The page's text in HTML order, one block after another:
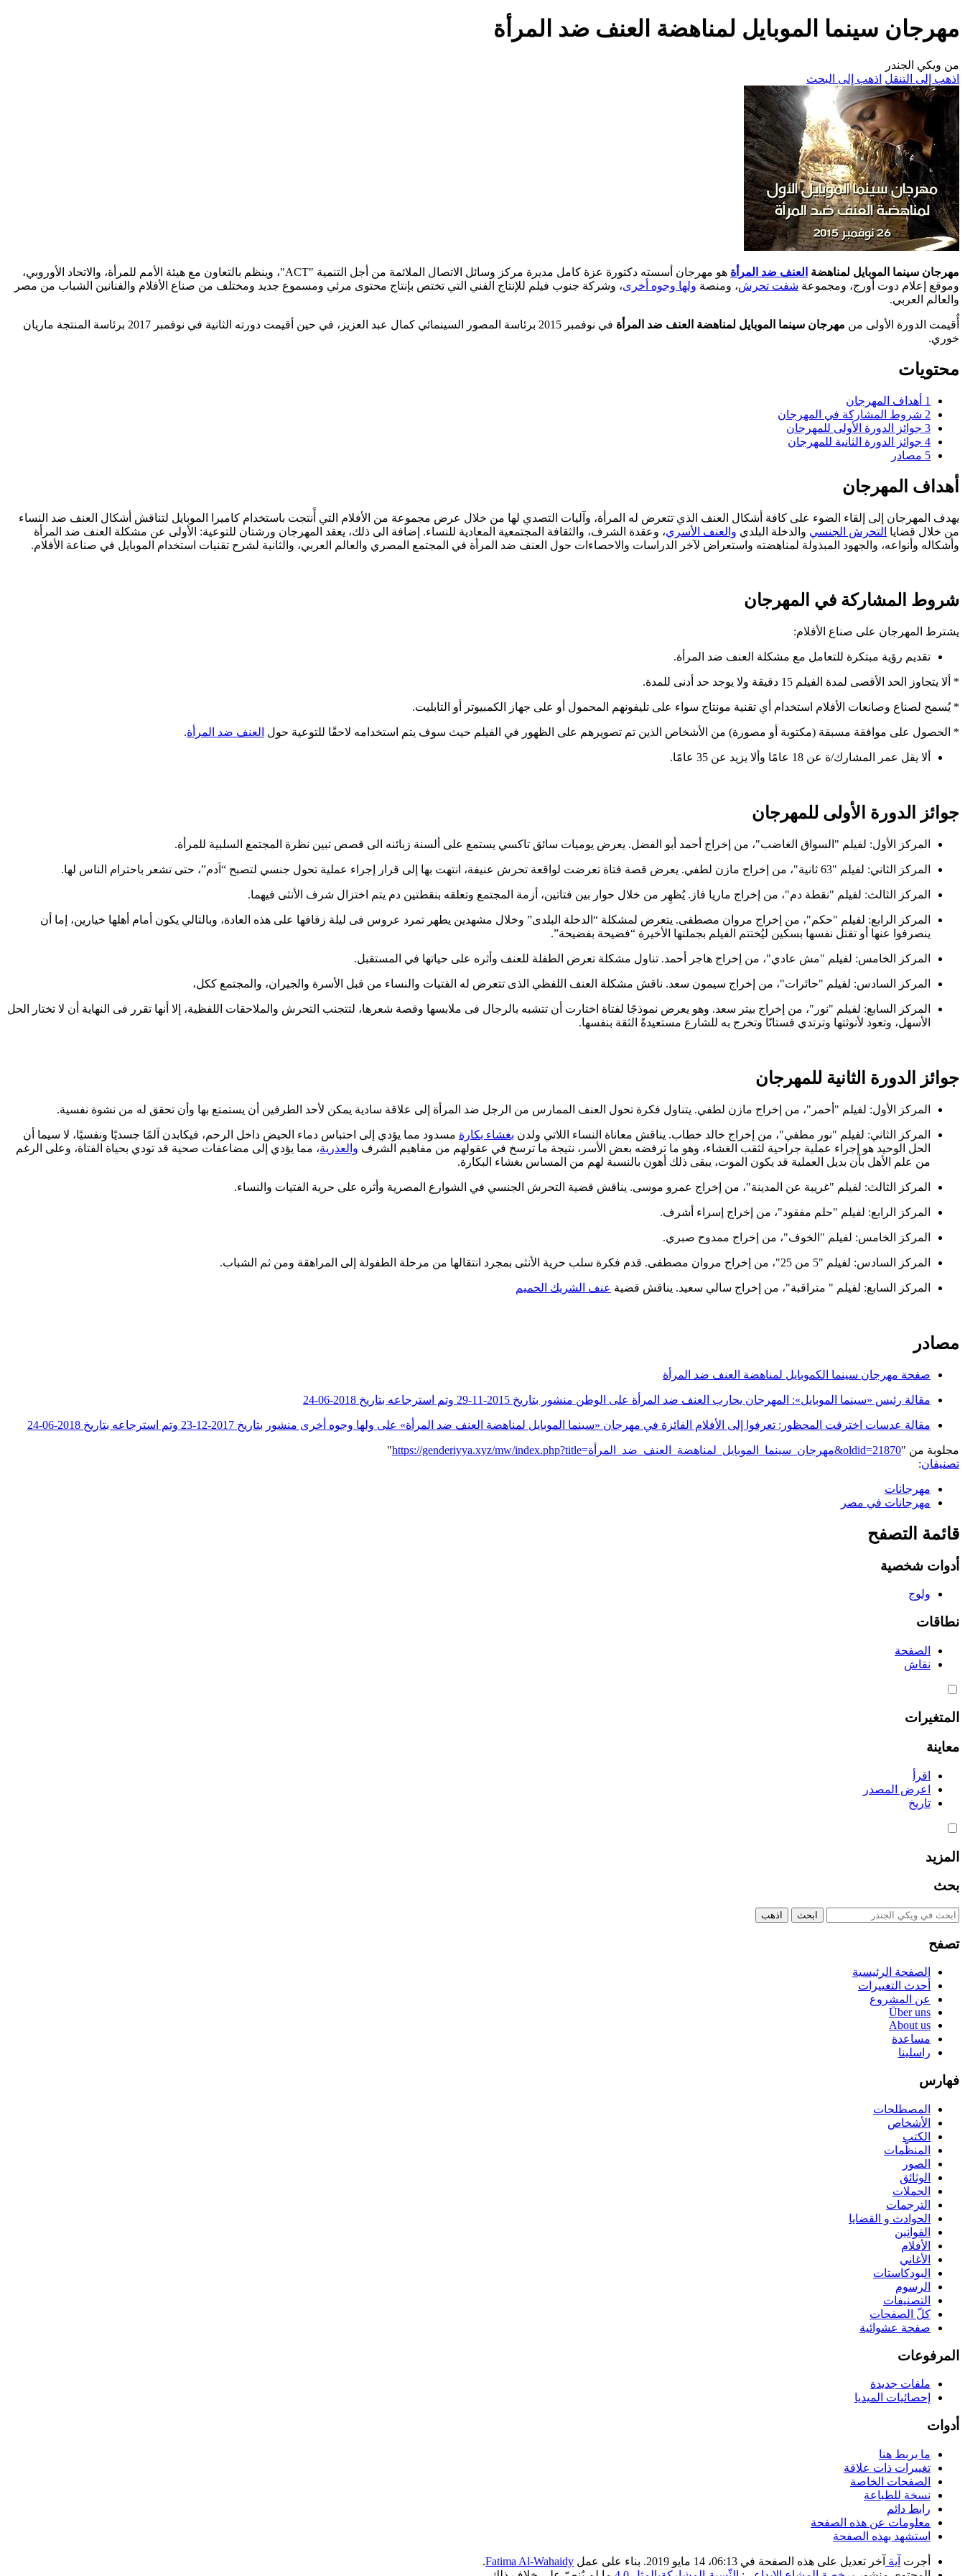
مهرجان سينما الموبايل لمناهضة العنف ضد المرأة
من ويكي الجندر
اذهب إلى التنقل اذهب إلى البحث
مهرجان سينما الموبايل لمناهضة العنف ضد المرأة
هو مهرجان أسسته دكتورة عزة كامل مديرة مركز وسائل الاتصال الملائمة من أجل التنمية "‏ACT"، وينظم بالتعاون مع هيئة ‏الأمم للمرأة، والاتحاد الأوروبي،
وموقع إعلام دوت أورج، ومجموعة شفت تحرش، ومنصة ولها وجوه أخرى، وشركة جنوب فيلم للإنتاج الفني التي تختص بإنتاج ‏محتوى مرئي ومسموع جديد ومختلف من صناع الأفلام والفنانين الشباب من مصر
‏والعالم العربي.
أٌقيمت الدورة الأولى من مهرجان سينما الموبايل لمناهضة العنف ضد المرأة
في ‏نوفمبر 2015 برئاسة المصور السينمائي كمال عبد العزيز، في حين أقيمت دورته الثانية في نوفمبر 2017 برئاسة المنتجة ماريان
خوري.
محتويات
1 أهداف المهرجان
2 شروط المشاركة في المهرجان
3 جوائز الدورة الأولى للمهرجان
4 جوائز الدورة الثانية للمهرجان
5 مصادر
أهداف المهرجان
يهدف المهرجان إلى إلقاء الضوء على كافة أشكال العنف الذي تتعرض له المرأة، ‏وآليات التصدي لها من خلال عرض مجموعة من الأفلام التي أًنتجت باستخدام كاميرا الموبايل لتناقش أشكال العنف ضد النساء
من خلال قضايا التحرش الجنسي والدخلة البلدي والعنف الأسري، وعقدة الشرف، والثقافة المجتمعية المعادية للنساء. إضافة الى ذلك، يعقد المهرجان ورشتان للتوعية: الأولى عن مشكلة العنف ضد المرأة
وأشكاله وأنواعه، ‏والجهود المبذولة لمناهضته واستعراض لآخر الدراسات والاحصاءات حول العنف ضد المرأة في المجتمع المصري والعالم العربي، والثانية لشرح تقنيات استخدام الموبايل في صناعة ‏الأفلام.
شروط المشاركة في المهرجان
يشترط المهرجان على صناع الأفلام:
تقديم رؤية مبتكرة للتعامل مع مشكلة العنف ضد المرأة‎.
العنف ضد المرأة
جوائز الدورة الأولى للمهرجان
المركز الأول: لفيلم "السواق الغاضب"، من إخراج أحمد أبو الفضل. يعرض يوميات سائق تاكسي يستمع على ألسنة زبائنه الى قصص تبين نظرة المجتمع السلبية للمرأة.
المركز الثاني: لفيلم "63 ثانية"، من إخراج مازن لطفي. يعرض قصة فتاة تعرضت لواقعة تحرش عنيفة، انتهت بها إلى قرار إجراء عملية تحول جنسي لتصبح “اَدم”، حتى تشعر باحترام الناس لها.
المركز الثالث: لفيلم "نقطة دم"، من إخراج ماريا فاز. يُظهِر من خلال حوار بين فتاتين، أزمة المجتمع وتعلقه بنقطتين دم يتم اختزال شرف الأنثى فيهما.
المركز الرابع: لفيلم "حكم"، من إخراج مروان مصطفى. يتعرض لمشكلة “الدخلة البلدى” وخلال مشهدين يطهر تمرد عروس فى ليلة زفافها على هذه العادة، وبالتالي يكون أمام أهلها خيارين، إما أن
ينصرفوا عنها أو تقتل نفسها بسكين ليُختتم الفيلم بجملتها الأخيرة “فضيحة بفضيحة”.
المركز الخامس: لفيلم "مش عادي"، من إخراج هاجر أحمد. تناول مشكلة تعرض الطفلة للعنف وأثره على حياتها في المستقبل.
المركز السادس: لفيلم "حائرات"، من إخراج سيمون سعد. ناقش مشكلة العنف اللفظي الذى تتعرض له الفتيات والنساء من قبل الأسرة والجيران، والمجتمع ككل،
المركز السابع: لفيلم "نور"،‏ من إخراج بيتر سعد. وهو يعرض نموذجًا لفتاة اختارت أن تتشبه بالرجال فى ملابسها وقصة شعرها، لتتجنب التحرش والملاحقات اللفظية، إلا أنها تقرر فى النهاية أن لا تختار الحل
الأسهل، وتعود لأنوثتها وترتدي فستانًا وتخرج به للشارع مستعيدةً الثقة بنفسها.
جوائز الدورة الثانية للمهرجان
المركز الأول: لفيلم "أحمر"، من إخراج مازن ‏لطفي. يتناول فكرة تحول العنف الممارس من الرجل ضد المرأة إلى علاقة سادية يمكن لأحد الطرفين أن يستمتع بها وأن تحقق له من نشوة نفسية.
المركز الثاني: لفيلم "نور مطفي"، من إخراج خالد ‏خطاب. يناقش معاناة النساء اللاتي ولدن بغشاء بكارة مسدود مما يؤدي إلى احتباس دماء الحيض داخل الرحم، فيكابدن اَلمًا جسديًا ونفسيًا، لا سيما أن
الحل الوحيد هو إجراء عملية جراحية لثقب الغشاء، وهو ما ترفضه بعض الأسر، نتيجة ما ترسخ في عقولهم من مفاهيم الشرف والعذرية، مما يؤدي إلى مضاعفات صحية قد تودي بحياة الفتاة، وعلى الرغم
من علم الأهل بأن بديل العملية قد يكون الموت، يبقى ذلك أهون بالنسبة لهم من المساس بغشاء البكارة.
المركز الثالث: لفيلم "غريبة عن المدينة"، من ‏إخراج عمرو موسى. يناقش قضية التحرش الجنسي في الشوارع المصرية وأثره على حرية الفتيات والنساء.
المركز الرابع: لفيلم "حلم مفقود"، من إخراج إسراء أشرف‎.‎
المركز الخامس: لفيلم "الخوف"، من إخراج ممدوح صبري‎.
المركز السادس: لفيلم "5 من 25"، من إخراج مروان مصطفى‎.‎ قدم فكرة سلب حرية الأنثى بمجرد انتقالها من مرحلة الطفولة إلى المراهقة ومن ثم الشباب.
المركز السابع: لفيلم " متراقبة"،‏ من إخراج سالي سعيد‎.‎ يناقش قضية عنف الشريك الحميم
مصادر
صفحة مهرجان سينما الكموبايل لمناهضة العنف ضد المرأة
مقالة رئيس «سينما الموبايل»: المهرجان يحارب العنف ضد المرأة على الوطن منشور بتاريخ 2015-11-29 وتم استرجاعه بتاريخ 2018-06-24
مقالة عدسات اخترقت المحظور: تعرفوا إلى الأفلام الفائزة في مهرجان «سينما الموبايل لمناهضة العنف ضد المرأة» على ولها وجوه أخرى منشور بتاريخ 2017-12-23 وتم استرجاعه بتاريخ 2018-06-24
مجلوبة من "https://genderiyya.xyz/mw/index.php?title=مهرجان_سينما_الموبايل_لمناهضة_العنف_ضد_المرأة&oldid=21870
"
تصنيفان:
مهرجانات
مهرجانات في مصر
قائمة التصفح
أدوات شخصية
ولوج
نطاقات
الصفحة
نقاش
المتغيرات
معاينة
اقرأ
اعرض المصدر
تاريخ
المزيد
بحث
تصفح
الصفحة الرئيسية
أحدث التغييرات
عن المشروع
Über uns
About us
مساعدة
راسلينا
فهارس
المصطلحات
الأشخاص
الكتب
المنظّمات
الصور
الوثائق
الحملات
الترجمات
الحوادث و القضايا
القوانين
الأفلام
الأغاني
البودكاستات
الرسوم
التصنيفات
كلّ الصفحات
صفحة عشوائية
المرفوعات
ملفات جديدة
إحصائيات الميديا
أدوات
ما يربط هنا
تغييرات ذات علاقة
الصفحات الخاصة
نسخة للطباعة
رابط دائم
معلومات عن هذه الصفحة
استشهد بهذه الصفحة
أجرت آية آخر تعديل على هذه الصفحة في 06:13، 14 مايو 2019. بناء على عمل Fatima Al-Wahaidy
.